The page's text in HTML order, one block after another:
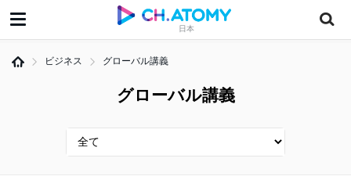
日本
ビジネス グローバル講義
グローバル講義